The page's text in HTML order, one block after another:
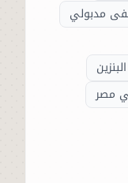
مدبولي
مصر